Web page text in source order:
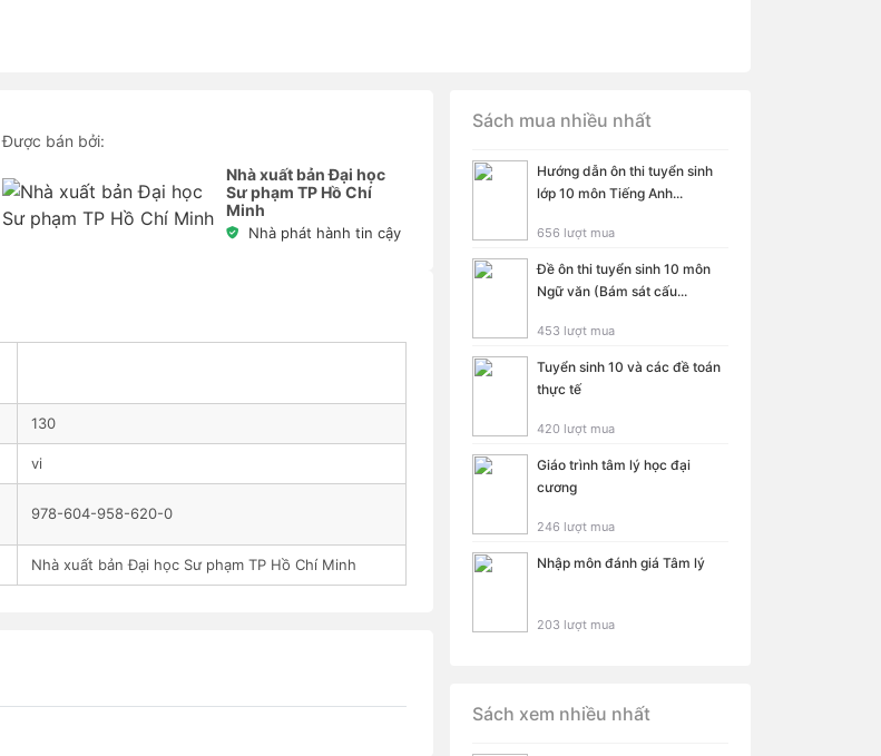
Được bán bởi:
Nhà xuất bản Đại học
Sư phạm TP Hồ Chí
Minh
Nhà phát hành tin cậy
130
vi
978-604-958-620-0
Nhà xuất bản Đại học Sư phạm TP Hồ Chí Minh
Sách mua nhiều nhất
Hướng dẫn ôn thi tuyển sinh
lớp 10 môn Tiếng Anh...
656 lượt mua
Đề ôn thi tuyển sinh 10 môn
Ngữ văn (Bám sát cấu...
453 lượt mua
Tuyển sinh 10 và các đề toán
thực tế
420 lượt mua
Giáo trình tâm lý học đại
cương
246 lượt mua
Nhập môn đánh giá Tâm lý
203 lượt mua
Sách xem nhiều nhất